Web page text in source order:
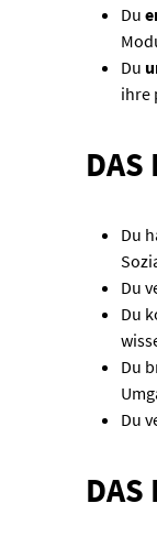
Du
Du
ihre
DAS
Du
Du
Du
Du
Du
DAS